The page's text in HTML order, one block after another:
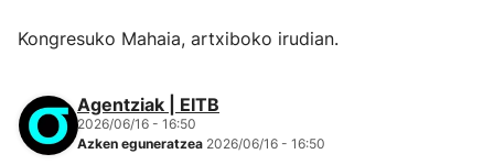
Kongresuko Mahaia, artxiboko irudian.
Agentziak | EITB
2026/06/16 - 16:50
Azken eguneratzea 2026/06/16 - 16:50